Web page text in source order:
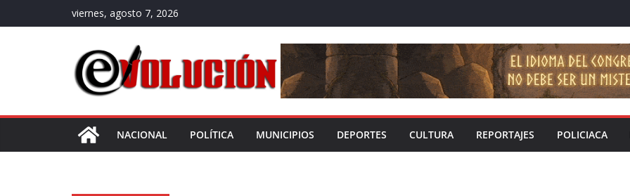
al
viernes, agosto 7, 2026
NACIONAL POLÍTICA MUNICIPIOS DEPORTES CULTURA REPORTAJES POLICIACA